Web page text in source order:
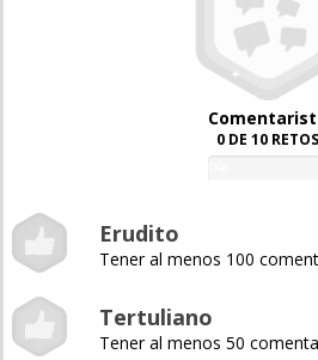
0 DE 10 RETOS
Erudito
Tener al menos 100
Tertuliano
Tener al menos 50